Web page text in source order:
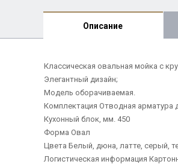
Описание
Классическая овальная мойка с
Элегантный дизайн;
Модель оборачиваемая.
Комплектация Отводная арматура
Кухонный блок, мм. 450
Форма Овал
Цвета Белый, дюна, латте, серый,
Логистическая информация